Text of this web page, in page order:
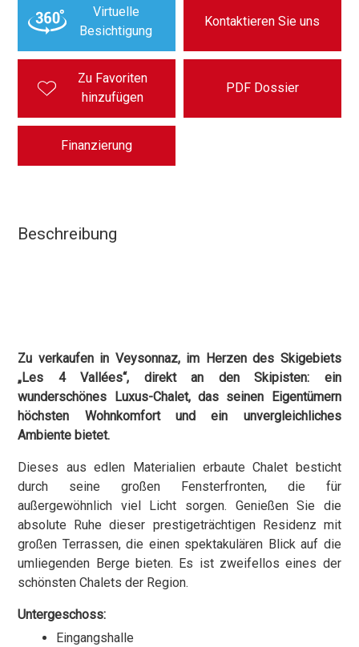
Virtuelle
Besichtigung
Kontaktieren Sie uns
Zu Favoriten
hinzufügen
PDF Dossier
Finanzierung
Beschreibung
Zu verkaufen in Veysonnaz, im Herzen des Skigebiets
„Les 4 Vallées“, direkt an den Skipisten: ein
wunderschönes Luxus-Chalet, das seinen Eigentümern
höchsten Wohnkomfort und ein unvergleichliches
Ambiente bietet.
Dieses aus edlen Materialien erbaute Chalet besticht
durch seine großen Fensterfronten, die für
außergewöhnlich viel Licht sorgen. Genießen Sie die
absolute Ruhe dieser prestigeträchtigen Residenz mit
großen Terrassen, die einen spektakulären Blick auf die
umliegenden Berge bieten. Es ist zweifellos eines der
schönsten Chalets der Region.
Untergeschoss:
Eingangshalle